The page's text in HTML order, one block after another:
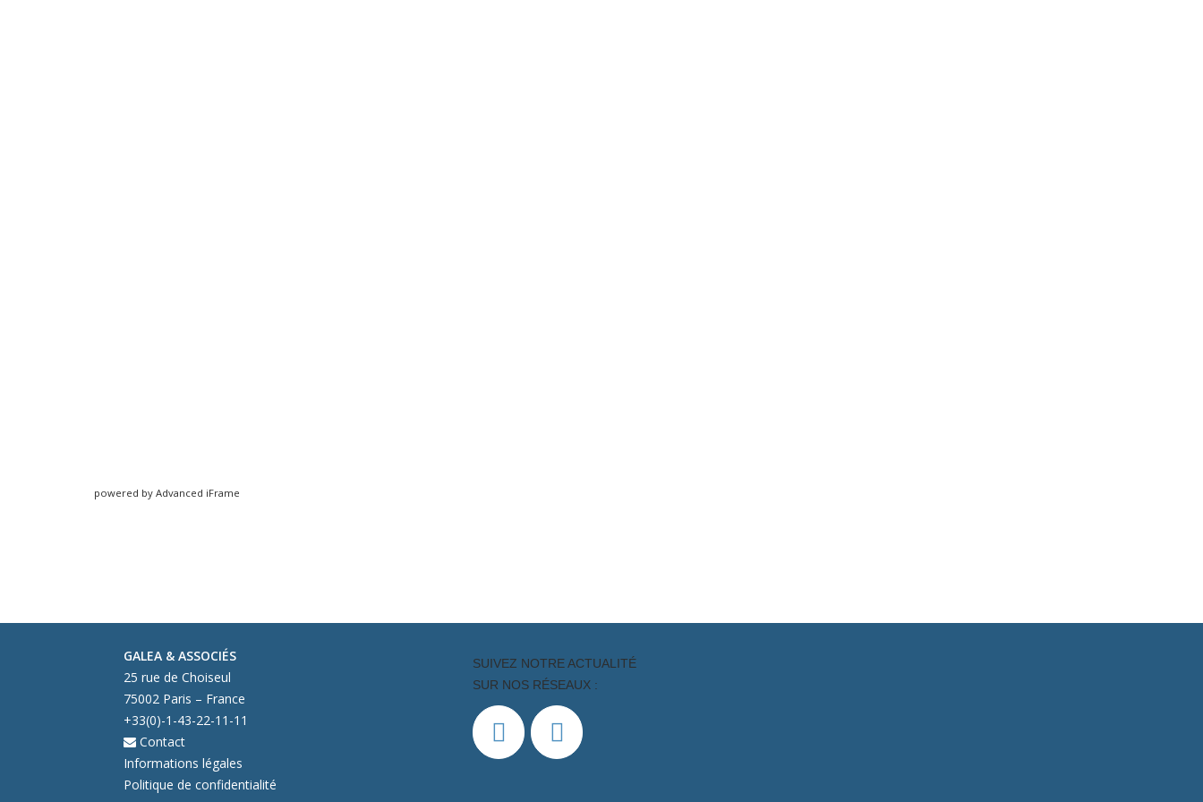
powered by Advanced iFrame
GALEA & ASSOCIÉS
25 rue de Choiseul
75002 Paris – France
+33(0)-1-43-22-11-11
Contact
Informations légales
Politique de confidentialité
SUIVEZ NOTRE ACTUALITÉ
SUR NOS RÉSEAUX :